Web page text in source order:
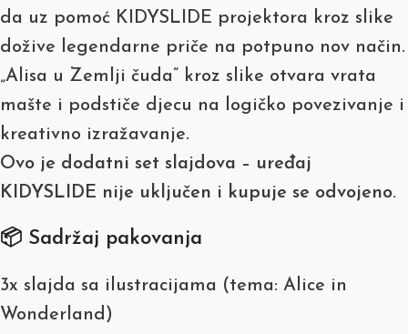
da uz pomoć KIDYSLIDE projektora kroz slike
dožive legendarne priče na potpuno nov način.
„Alisa u Zemlji čuda” kroz slike otvara vrata
mašte i podstiče djecu na logičko povezivanje i
kreativno izražavanje.
Ovo je dodatni set slajdova – uređaj
KIDYSLIDE nije uključen i kupuje se odvojeno.
📦 Sadržaj pakovanja
3x slajda sa ilustracijama (tema: Alice in
Wonderland)